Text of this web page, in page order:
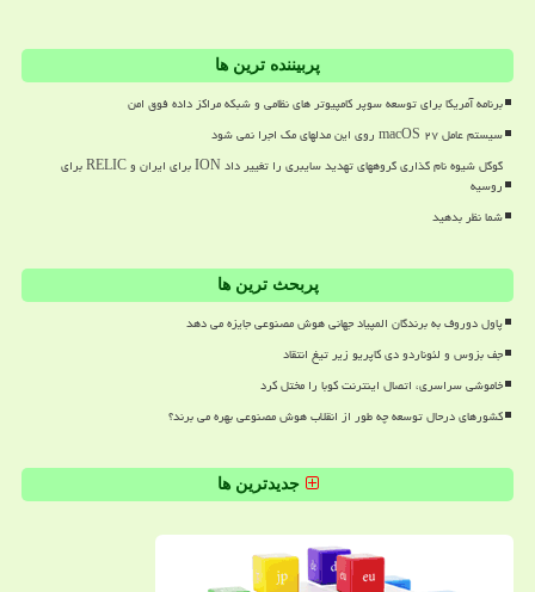
پربیننده ترین ها
برنامه آمریکا برای توسعه سوپر کامپیوتر های نظامی و شبکه مراکز داده فوق امن
سیستم عامل macOS ۲۷ روی این مدلهای مک اجرا نمی شود
گوگل شیوه نام گذاری گروههای تهدید سایبری را تغییر داد ION برای ایران و RELIC برای
روسیه
شما نظر بدهید
پربحث ترین ها
پاول دوروف به برندگان المپیاد جهانی هوش مصنوعی جایزه می دهد
جف بزوس و لئوناردو دی کاپریو زیر تیغ انتقاد
خاموشی سراسری، اتصال اینترنت کوبا را مختل کرد
کشورهای درحال توسعه چه طور از انقلاب هوش مصنوعی بهره می برند؟
جدیدترین ها